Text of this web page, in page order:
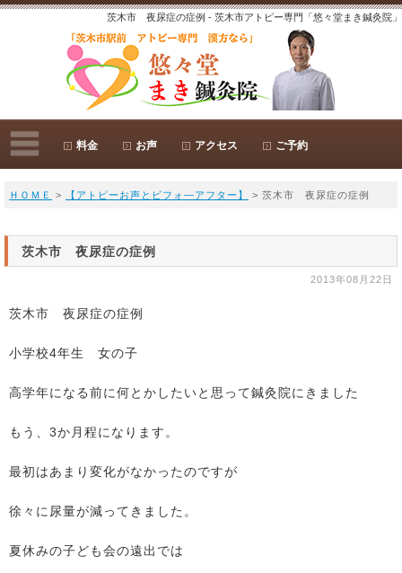
茨木市 夜尿症の症例 - 茨木市アトピー専門「悠々堂まき鍼灸院」
料金 お声 アクセス ご予約
ＨＯＭＥ > 【アトピーお声とビフォ―アフター】 > 茨木市 夜尿症の症例
茨木市 夜尿症の症例
2013年08月22日
茨木市 夜尿症の症例
小学校4年生 女の子
高学年になる前に何とかしたいと思って鍼灸院にきました
もう、3か月程になります。
最初はあまり変化がなかったのですが
徐々に尿量が減ってきました。
夏休みの子ども会の遠出では